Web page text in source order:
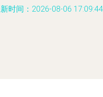
时间：2026-08-06 17:09:44